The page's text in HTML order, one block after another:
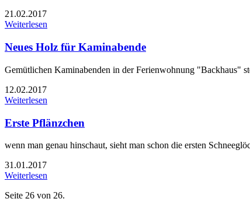
21.02.2017
Weiterlesen
Neues Holz für Kaminabende
Gemütlichen Kaminabenden in der Ferienwohnung "Backhaus"
12.02.2017
Weiterlesen
Erste Pflänzchen
wenn man genau hinschaut, sieht man schon die ersten
31.01.2017
Weiterlesen
Seite 26 von 26.